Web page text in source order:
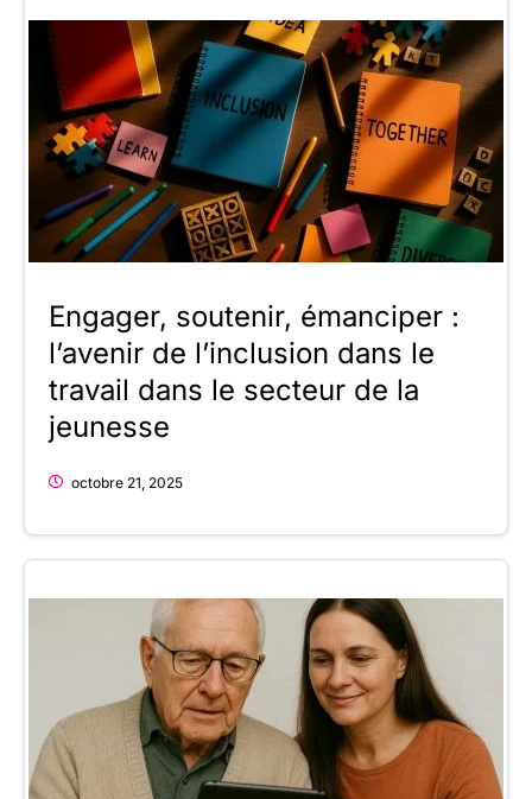
Engager, soutenir, émanciper :
l’avenir de l’inclusion dans le
travail dans le secteur de la
jeunesse
octobre 21, 2025